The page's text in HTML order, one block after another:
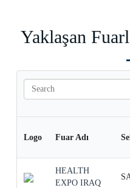
Yaklaşan
Logo Fuar Adı
HEALTH
EXPO IRAQ